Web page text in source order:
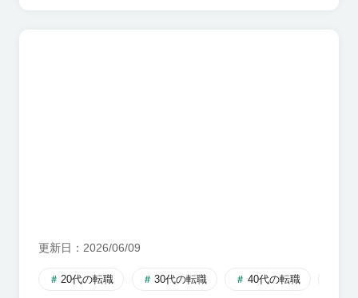
更新日 2026/06/09
20代の転職 30代の転職 40代の転職